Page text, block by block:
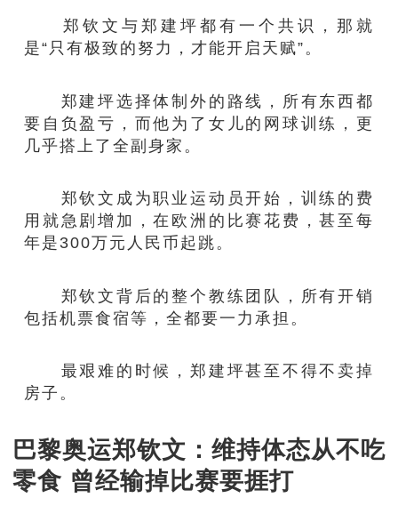
郑钦文与郑建坪都有一个共识，那就
是“只有极致的努力，才能开启天赋”。
郑建坪选择体制外的路线，所有东西都
要自负盈亏，而他为了女儿的网球训练，更
几乎搭上了全副身家。
郑钦文成为职业运动员开始，训练的费
用就急剧增加，在欧洲的比赛花费，甚至每
年是300万元人民币起跳。
郑钦文背后的整个教练团队，所有开销
包括机票食宿等，全都要一力承担。
最艰难的时候，郑建坪甚至不得不卖掉
房子。
巴黎奥运郑钦文：维持体态从不吃
零食 曾经输掉比赛要捱打